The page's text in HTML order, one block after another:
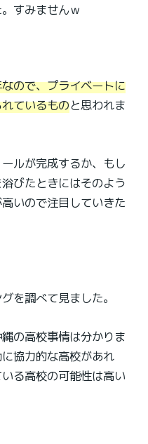
すみませんｗ
ので、プライベートに
ているものと思われま
ルが完成するか、もし
びたときにはそのよう
いので注目していきた
を調べて見ました。
の高校事情は分かりま
協力的な高校があれ
る高校の可能性は高い